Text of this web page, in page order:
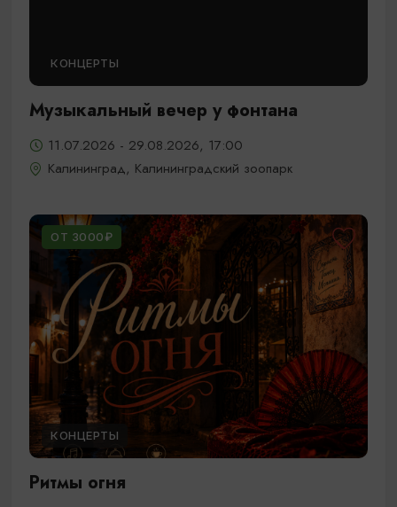
КОНЦЕРТЫ
Музыкальный вечер у фонтана
11.07.2026 - 29.08.2026, 17:00
Калининград, Калининградский зоопарк
ОТ 3000₽
КОНЦЕРТЫ
Ритмы огня